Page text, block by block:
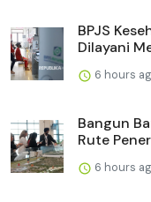
BPJS
Dilayani
6 hours
Bangun
Rute
6 hours